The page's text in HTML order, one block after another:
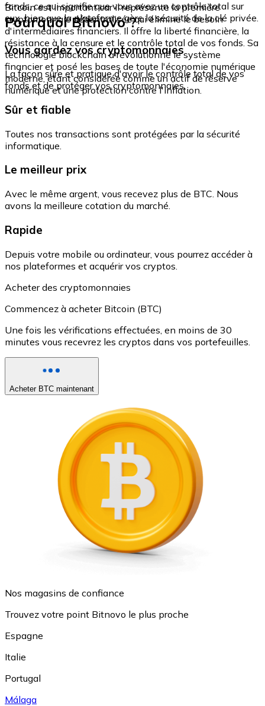
fonds, ce qui signifie que vous avez un contrôle total sur
eux, bien que la plateforme gère la sécurité de la clé privée.
Bitcoin est important car il représente la première
cryptomonnaie décentralisée qui élimine le besoin
d'intermédiaires financiers. Il offre la liberté financière, la
résistance à la censure et le contrôle total de vos fonds. Sa
technologie blockchain a révolutionné le système
financier et posé les bases de toute l'économie numérique
moderne, étant considérée comme un actif de réserve
numérique et une protection contre l'inflation.
Pourquoi Bitnovo ?
Vous gardez vos cryptomonnaies
La façon sûre et pratique d'avoir le contrôle total de vos
fonds et de protéger vos cryptomonnaies.
Sûr et fiable
Toutes nos transactions sont protégées par la sécurité
informatique.
Le meilleur prix
Avec le même argent, vous recevez plus de BTC. Nous
avons la meilleure cotation du marché.
Rapide
Depuis votre mobile ou ordinateur, vous pourrez accéder à
nos plateformes et acquérir vos cryptos.
Acheter des cryptomonnaies
Commencez à acheter Bitcoin (BTC)
Une fois les vérifications effectuées, en moins de 30
minutes vous recevrez les cryptos dans vos portefeuilles.
Acheter BTC maintenant
Nos magasins de confiance
Trouvez votre point Bitnovo le plus proche
Espagne
Italie
Portugal
Málaga